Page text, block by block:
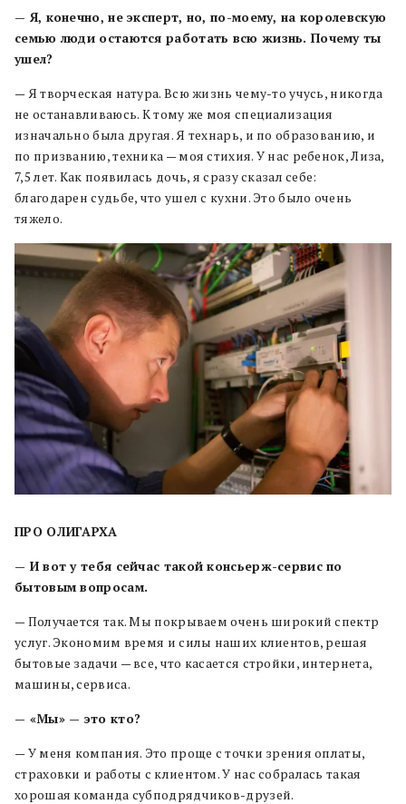
— Я, конечно, не эксперт, но, по-моему, на королевскую
семью люди остаются работать всю жизнь. Почему ты
ушел?
— Я творческая натура. Всю жизнь чему-то учусь, никогда
не останавливаюсь. К тому же моя специализация
изначально была другая. Я технарь, и по образованию, и
по призванию, техника — моя стихия. У нас ребенок, Лиза,
7,5 лет. Как появилась дочь, я сразу сказал себе:
благодарен судьбе, что ушел с кухни. Это было очень
тяжело.
ПРО ОЛИГАРХА
— И вот у тебя сейчас такой консьерж-сервис по
бытовым вопросам.
— Получается так. Мы покрываем очень широкий спектр
услуг. Экономим время и силы наших клиентов, решая
бытовые задачи — все, что касается стройки, интернета,
машины, сервиса.
— «Мы» — это кто?
— У меня компания. Это проще с точки зрения оплаты,
страховки и работы с клиентом. У нас собралась такая
хорошая команда субподрядчиков-друзей.